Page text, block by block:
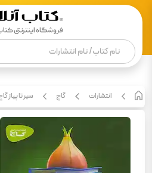
انتشارات گاج سیر تا پیاز